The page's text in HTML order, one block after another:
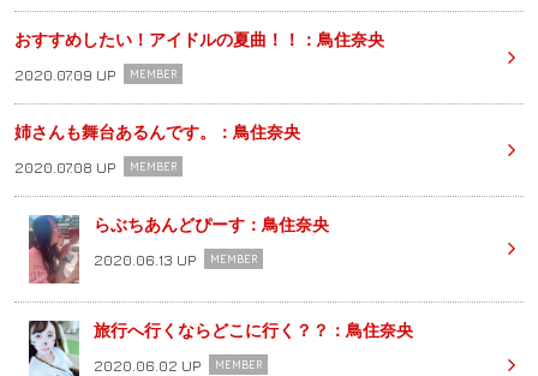
おすすめしたい！アイドルの夏曲！！：鳥住奈央
2020.07.09 UP MEMBER
姉さんも舞台あるんです。：鳥住奈央
2020.07.08 UP MEMBER
らぶちあんどぴーす：鳥住奈央
2020.06.13 UP MEMBER
旅行へ行くならどこに行く？？：鳥住奈央
2020.06.02 UP MEMBER